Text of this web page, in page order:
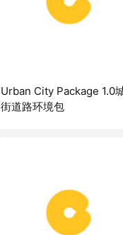
Urban City Package 1.0
街道路环境包